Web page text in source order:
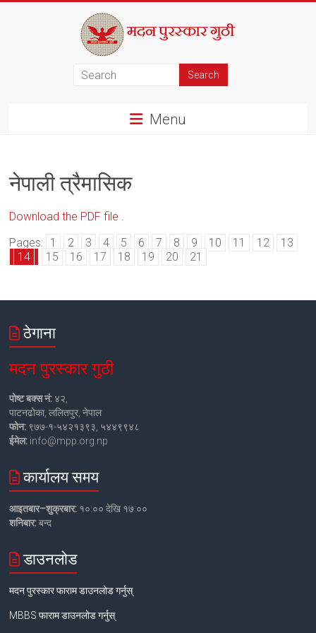
Menu
नेपाली त्रैमासिक
Download the PDF file .
Pages: 1 2 3 4 5 6 7 8 9 10 11 12
13
14
15 16 17 18 19 20 21
ठेगाना
मदन पुरस्कार गुठी
पोष्ट बक्स नं: ४२,
पाटनढोका, ललितपुर, नेपाल
फोन: ९७७-१-५४२१३९३, ५४४९९४८
ईमेल: info@mpp.org.np
कार्यालय समय
आइतबार–शुक्रबार: १०:०० देखि १७:००
शनिबार:बन्द
डाउनलोड
मदन पुरस्कार फाराम डाउनलोड गर्नुस्
MBBS फाराम डाउनलोड गर्नुस्